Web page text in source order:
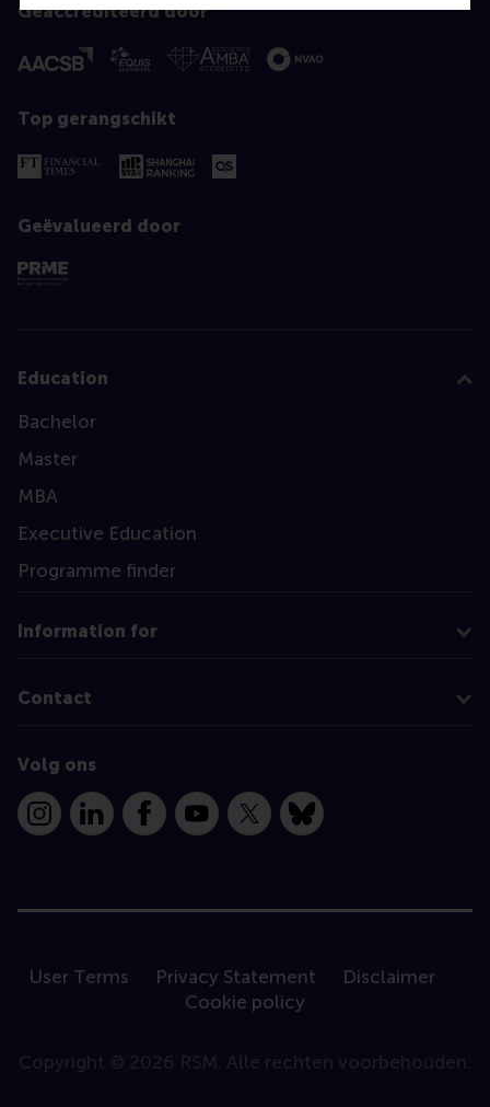
Geaccrediteerd door
Top gerangschikt
Geëvalueerd door
Education
Bachelor
Master
MBA
Executive Education
Programme finder
Information for
Contact
Volg ons
InstagramLinkedInFacebookYouTube
X Bluesky
User Terms Privacy Statement
Disclaimer
Cookie policy